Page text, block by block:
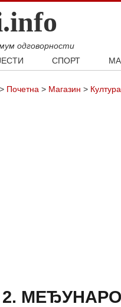
одговорности
СПОРТ
Кошарка
Почетна > Магазин > Култура
2.